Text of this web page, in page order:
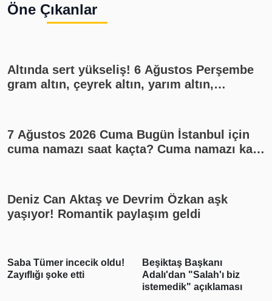
Öne Çıkanlar
Altında sert yükseliş! 6 Ağustos Perşembe
gram altın, çeyrek altın, yarım altın,
7 Ağustos 2026 Cuma Bugün İstanbul için
cuma namazı saat kaçta? Cuma namazı kaç
Deniz Can Aktaş ve Devrim Özkan aşk
yaşıyor! Romantik paylaşım geldi
Saba Tümer incecik oldu!
Zayıflığı şoke etti
Beşiktaş Başkanı
Adalı'dan "Salah'ı biz
istemedik" açıklaması